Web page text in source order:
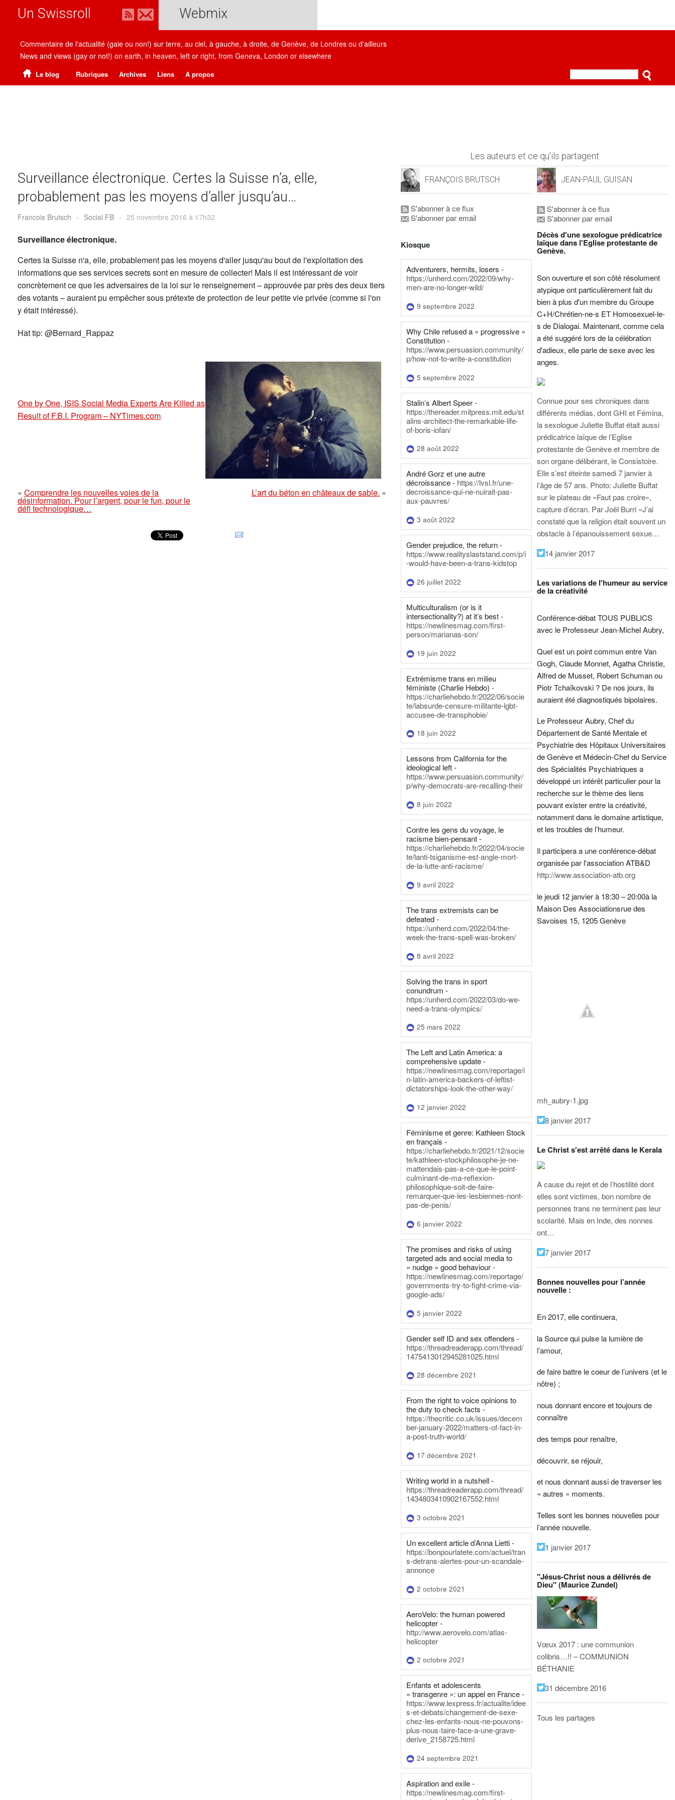
Un Swissroll Webmix
Commentaire de l'actualité (gaie ou non!) sur terre, au ciel, à gauche, à droite, de Genève, de Londres ou d'ailleurs
News and views (gay or not!) on earth, in heaven, left or right, from Geneva, London or elsewhere
Le blog Rubriques Archives Liens A propos
Surveillance électronique. Certes la Suisse n’a, elle,
probablement pas les moyens d’aller jusqu’au…
Francois Brutsch - Social FB - 25 novembre 2016 à 17h32
Surveillance électronique.
Certes la Suisse n'a, elle, probablement pas les moyens d'aller jusqu'au bout de l'exploitation des
informations que ses services secrets sont en mesure de collecter! Mais il est intéressant de voir
concrètement ce que les adversaires de la loi sur le renseignement – approuvée par près des deux tiers
des votants – auraient pu empêcher sous prétexte de protection de leur petite vie privée (comme si l'on
y était intéressé).
Hat tip: @Bernard_Rappaz
One by One, ISIS Social Media Experts Are Killed as
Result of F.B.I. Program – NYTimes.com
« Comprendre les nouvelles voies de la
désinformation. Pour l’argent, pour le fun, pour le
défi technologique…
L’art du béton en châteaux de sable. »
Les auteurs et ce qu'ils partagent
FRANÇOIS BRUTSCH
S'abonner à ce flux
S'abonner par email
Kiosque
Adventurers, hermits, losers -
https://unherd.com/2022/09/why-
men-are-no-longer-wild/
9 septembre 2022
Why Chile refused a « progressive »
Constitution -
https://www.persuasion.community/
p/how-not-to-write-a-constitution
5 septembre 2022
Stalin’s Albert Speer -
https://thereader.mitpress.mit.edu/st
alins-architect-the-remarkable-life-
of-boris-iofan/
28 août 2022
André Gorz et une autre
décroissance - https://lvsl.fr/une-
decroissance-qui-ne-nuirait-pas-
aux-pauvres/
3 août 2022
Gender prejudice, the return -
https://www.realityslaststand.com/p/i
-would-have-been-a-trans-kidstop
26 juillet 2022
Multiculturalism (or is it
intersectionality?) at it’s best -
https://newlinesmag.com/first-
person/marianas-son/
19 juin 2022
Extrémisme trans en milieu
féministe (Charlie Hebdo) -
https://charliehebdo.fr/2022/06/socie
te/labsurde-censure-militante-lgbt-
accusee-de-transphobie/
18 juin 2022
Lessons from California for the
ideological left -
https://www.persuasion.community/
p/why-democrats-are-recalling-their
8 juin 2022
Contre les gens du voyage, le
racisme bien-pensant -
https://charliehebdo.fr/2022/04/socie
te/lanti-tsiganisme-est-angle-mort-
de-la-lutte-anti-racisme/
9 avril 2022
The trans extremists can be
defeated -
https://unherd.com/2022/04/the-
week-the-trans-spell-was-broken/
8 avril 2022
Solving the trans in sport
conundrum -
https://unherd.com/2022/03/do-we-
need-a-trans-olympics/
25 mars 2022
The Left and Latin America: a
comprehensive update -
https://newlinesmag.com/reportage/i
n-latin-america-backers-of-leftist-
dictatorships-look-the-other-way/
12 janvier 2022
Féminisme et genre: Kathleen Stock
en français -
https://charliehebdo.fr/2021/12/socie
te/kathleen-stockphilosophe-je-ne-
mattendais-pas-a-ce-que-le-point-
culminant-de-ma-reflexion-
philosophique-soit-de-faire-
remarquer-que-les-lesbiennes-nont-
pas-de-penis/
6 janvier 2022
The promises and risks of using
targeted ads and social media to
« nudge » good behaviour -
https://newlinesmag.com/reportage/
governments-try-to-fight-crime-via-
google-ads/
5 janvier 2022
Gender self ID and sex offenders -
https://threadreaderapp.com/thread/
1475413012945281025.html
28 décembre 2021
From the right to voice opinions to
the duty to check facts -
https://thecritic.co.uk/issues/decem
ber-january-2022/matters-of-fact-in-
a-post-truth-world/
17 décembre 2021
Writing world in a nutshell -
https://threadreaderapp.com/thread/
1434803410902167552.html
3 octobre 2021
Un excellent article d’Anna Lietti -
https://bonpourlatete.com/actuel/tran
s-detrans-alertes-pour-un-scandale-
annonce
2 octobre 2021
AeroVelo: the human powered
helicopter -
http://www.aerovelo.com/atlas-
helicopter
2 octobre 2021
Enfants et adolescents
« transgenre »: un appel en France -
https://www.lexpress.fr/actualite/idee
s-et-debats/changement-de-sexe-
chez-les-enfants-nous-ne-pouvons-
plus-nous-taire-face-a-une-grave-
derive_2158725.html
24 septembre 2021
Aspiration and exile -
https://newlinesmag.com/first-
JEAN-PAUL GUISAN
S'abonner à ce flux
S'abonner par email
Décès d'une sexologue prédicatrice
laïque dans l'Eglise protestante de
Genève.
Son ouverture et son côté résolument
atypique ont particulièrement fait du
bien à plus d'un membre du Groupe
C+H/Chrétien-ne-s ET Homosexuel-le-
s de Dialogai. Maintenant, comme cela
a été suggéré lors de la célébration
d'adieux, elle parle de sexe avec les
anges.
Connue pour ses chroniques dans
différents médias, dont GHI et Fémina,
la sexologue Juliette Buffat était aussi
prédicatrice laïque de l’Eglise
protestante de Genève et membre de
son organe délibérant, le Consistoire.
Elle s’est éteinte samedi 7 janvier à
l’âge de 57 ans. Photo: Juliette Buffat
sur le plateau de «Faut pas croire»,
capture d’écran. Par Joël Burri «J’ai
constaté que la religion était souvent un
obstacle à l’épanouissement sexue…
14 janvier 2017
Les variations de l'humeur au service
de la créativité
Conférence-débat TOUS PUBLICS
avec le Professeur Jean-Michel Aubry,
Quel est un point commun entre Van
Gogh, Claude Monnet, Agatha Christie,
Alfred de Musset, Robert Schuman ou
Piotr Tchaïkovski ? De nos jours, ils
auraient été diagnostiqués bipolaires.
Le Professeur Aubry, Chef du
Département de Santé Mentale et
Psychiatrie des Hôpitaux Universitaires
de Genève et Médecin-Chef du Service
des Spécialités Psychiatriques a
développé un intérêt particulier pour la
recherche sur le thème des liens
pouvant exister entre la créativité,
notamment dans le domaine artistique,
et les troubles de l’humeur.
Il participera a une conférence-débat
organisée par l'association ATB&D
http://www.association-atb.org
le jeudi 12 janvier à 18:30 – 20:00à la
Maison Des Associationsrue des
Savoises 15, 1205 Genève
mh_aubry-1.jpg
8 janvier 2017
Le Christ s'est arrêté dans le Kerala
A cause du rejet et de l’hostilité dont
elles sont victimes, bon nombre de
personnes trans ne terminent pas leur
scolarité. Mais en Inde, des nonnes
ont…
7 janvier 2017
Bonnes nouvelles pour l’année
nouvelle :
En 2017, elle continuera,
la Source qui pulse la lumière de
l’amour,
de faire battre le coeur de l’univers (et le
nôtre) ;
nous donnant encore et toujours de
connaître
des temps pour renaître,
découvrir, se réjouir,
et nous donnant aussi de traverser les
« autres » moments.
Telles sont les bonnes nouvelles pour
l’année nouvelle.
1 janvier 2017
"Jésus-Christ nous a délivrés de
Dieu" (Maurice Zundel)
Vœux 2017 : une communion
colibris…!! – COMMUNION
BÉTHANIE
31 décembre 2016
Tous les partages